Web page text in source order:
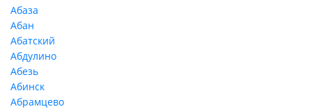
Абаза
Абан
Абатский
Абдулино
Абезь
Абинск
Абрамцево